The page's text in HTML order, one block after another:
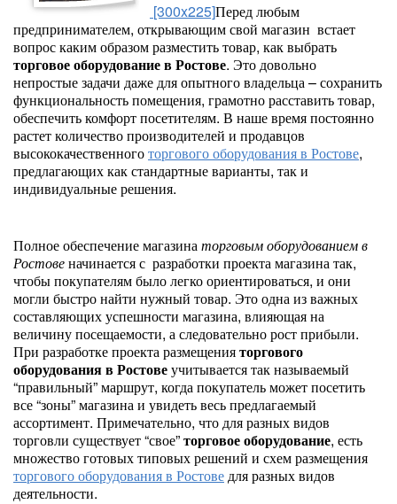
[300x225]Перед любым
предпринимателем, открывающим свой магазин встает
вопрос каким образом разместить товар, как выбрать
торговое оборудование в Ростове. Это довольно
непростые задачи даже для опытного владельца – сохранить
функциональность помещения, грамотно расставить товар,
обеспечить комфорт посетителям. В наше время постоянно
растет количество производителей и продавцов
высококачественноготоргового оборудования в Ростове,
предлагающих как стандартные варианты, так и
индивидуальные решения.
Полное обеспечение магазинаторговым оборудованием в
Ростовеначинается с разработки проекта магазина так,
чтобы покупателям было легко ориентироваться, и они
могли быстро найти нужный товар. Это одна из важных
составляющих успешности магазина, влияющая на
величину посещаемости, а следовательно рост прибыли.
При разработке проекта размещенияторгового
оборудования в Ростовеучитывается так называемый
“правильный” маршрут, когда покупатель может посетить
все “зоны” магазина и увидеть весь предлагаемый
ассортимент. Примечательно, что для разных видов
торговли существует “свое”торговое оборудование, есть
множество готовых типовых решений и схем размещения
торгового оборудования в Ростоведля разных видов
деятельности.